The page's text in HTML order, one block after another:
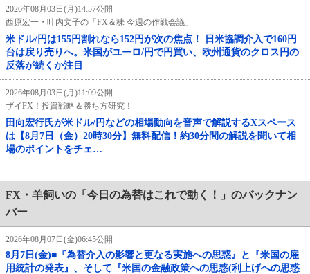
2026年08月03日(月)14:57公開
西原宏一・叶内文子の「FX＆株 今週の作戦会議」
米ドル/円は155円割れなら152円が次の焦点！ 日米協調介入で160円
台は戻り売りへ。米国がユーロ/円で円買い、欧州通貨のクロス円の
反落が続くか注目
2026年08月03日(月)11:09公開
ザイFX！投資戦略＆勝ち方研究！
田向宏行氏が米ドル/円などの相場動向を音声で解説するXスペース
は【8月7日（金）20時30分】無料配信！約30分間の解説を聞いて相
場のポイントをチェ…
FX・羊飼いの「今日の為替はこれで動く！」のバックナン
バー
2026年08月07日(金)06:45公開
8月7日(金)■『為替介入の影響と更なる実施への思惑』と『米国の雇
用統計の発表』、そして『米国の金融政策への思惑(利上げへの思惑